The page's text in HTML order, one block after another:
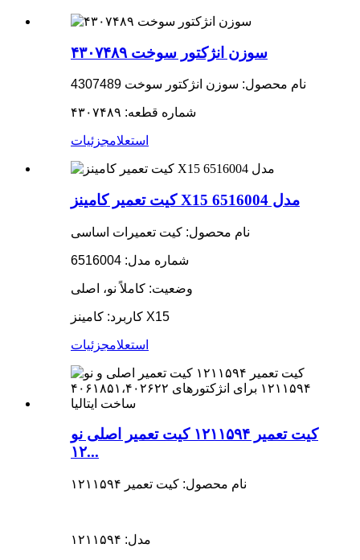
سوزن انژکتور سوخت ۴۳۰۷۴۸۹
نام محصول: سوزن انژکتور سوخت 4307489
شماره قطعه: ۴۳۰۷۴۸۹
استعلامجزئیات
کیت تعمیر کامینز X15 مدل 6516004
نام محصول: کیت تعمیرات اساسی
شماره مدل: 6516004
وضعیت: کاملاً نو، اصلی
کاربرد: کامینز X15
استعلامجزئیات
کیت تعمیر ۱۲۱۱۵۹۴ کیت تعمیر اصلی نو
۱۲...
نام محصول: کیت تعمیر ۱۲۱۱۵۹۴
مدل: ۱۲۱۱۵۹۴